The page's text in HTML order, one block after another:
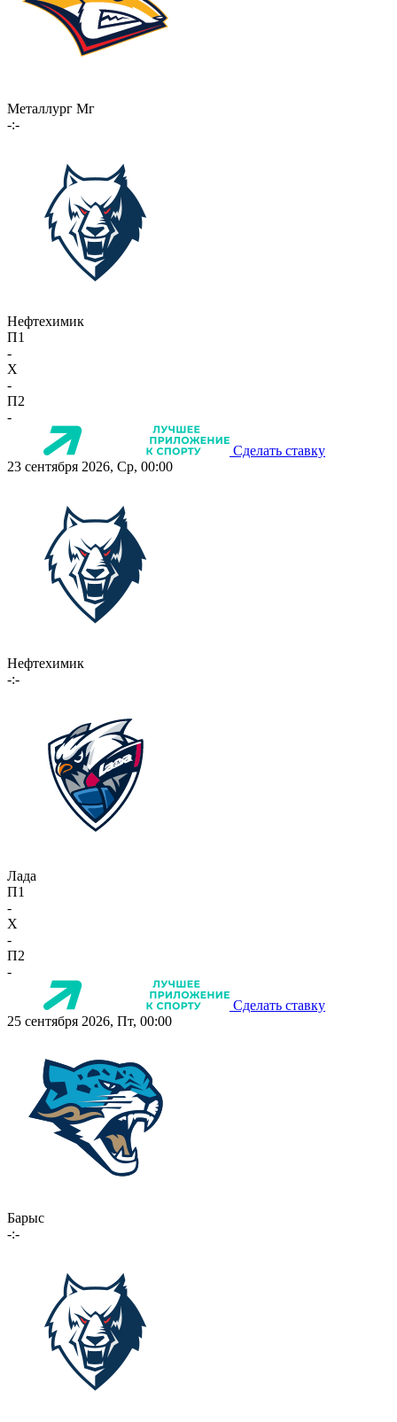
Металлург Мг
-:-
Нефтехимик
П1
-
X
-
П2
-
Сделать ставку
23 сентября 2026, Ср, 00:00
Нефтехимик
-:-
Лада
П1
-
X
-
П2
-
Сделать ставку
25 сентября 2026, Пт, 00:00
Барыс
-:-